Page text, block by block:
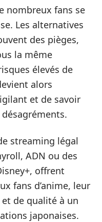
nombreux fans se
Les alternatives
des pièges,
la même
élevés de
alors
et de savoir
streaming légal
ADN ou des
offrent
fans d’anime, leur
de qualité à un
japonaises.